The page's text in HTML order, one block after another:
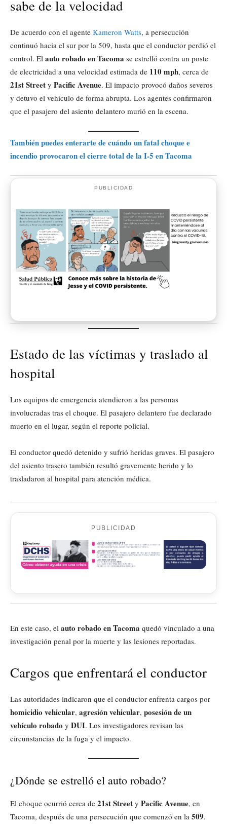
sabe de la velocidad
De acuerdo con el agente Kameron Watts, a persecución
continuó hacia el sur por la 509, hasta que el conductor perdió el
control. El auto robado en Tacoma se estrelló contra un poste
de electricidad a una velocidad estimada de 110 mph, cerca de
21st Street y Pacific Avenue. El impacto provocó daños severos
y detuvo el vehículo de forma abrupta. Los agentes confirmaron
que el pasajero del asiento delantero murió en la escena.
También puedes enterarte de cuándo un fatal choque e
incendio provocaron el cierre total de la I-5 en Tacoma
PUBLICIDAD
Estado de las víctimas y traslado al
hospital
Los equipos de emergencia atendieron a las personas
involucradas tras el choque. El pasajero delantero fue declarado
muerto en el lugar, según el reporte policial.
El conductor quedó detenido y sufrió heridas graves. El pasajero
del asiento trasero también resultó gravemente herido y lo
trasladaron al hospital para atención médica.
PUBLICIDAD
En este caso, el auto robado en Tacoma quedó vinculado a una
investigación penal por la muerte y las lesiones reportadas.
Cargos que enfrentará el conductor
Las autoridades indicaron que el conductor enfrenta cargos por
homicidio vehicular, agresión vehicular, posesión de un
vehículo robado y DUI. Los investigadores revisan las
circunstancias de la fuga y el impacto.
¿Dónde se estrelló el auto robado?
El choque ocurrió cerca de 21st Street y Pacific Avenue, en
Tacoma, después de una persecución que comenzó en la 509.